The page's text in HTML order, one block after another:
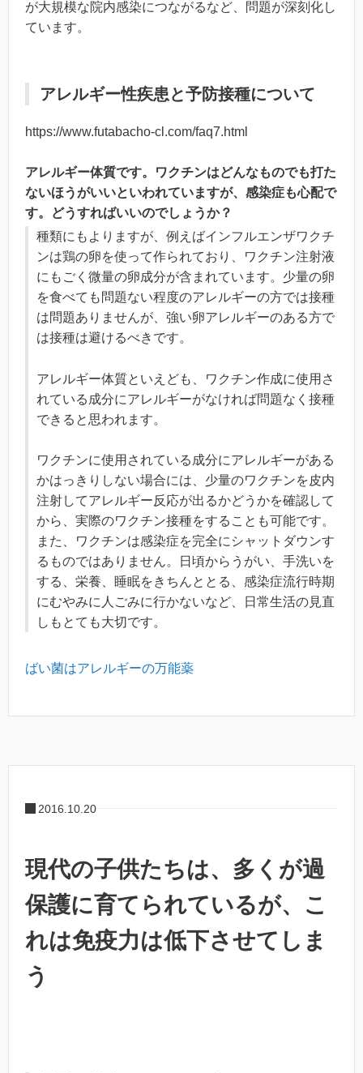
が大規模な院内感染につながるなど、問題が深刻化し
ています。
アレルギー性疾患と予防接種について
https://www.futabacho-cl.com/faq7.html
アレルギー体質です。ワクチンはどんなものでも打た
ないほうがいいといわれていますが、感染症も心配で
す。どうすればいいのでしょうか？
種類にもよりますが、例えばインフルエンザワクチ
ンは鶏の卵を使って作られており、ワクチン注射液
にもごく微量の卵成分が含まれています。少量の卵
を食べても問題ない程度のアレルギーの方では接種
は問題ありませんが、強い卵アレルギーのある方で
は接種は避けるべきです。
アレルギー体質といえども、ワクチン作成に使用さ
れている成分にアレルギーがなければ問題なく接種
できると思われます。
ワクチンに使用されている成分にアレルギーがある
かはっきりしない場合には、少量のワクチンを皮内
注射してアレルギー反応が出るかどうかを確認して
から、実際のワクチン接種をすることも可能です。
また、ワクチンは感染症を完全にシャットダウンす
るものではありません。日頃からうがい、手洗いを
する、栄養、睡眠をきちんととる、感染症流行時期
にむやみに人ごみに行かないなど、日常生活の見直
しもとても大切です。
ばい菌はアレルギーの万能薬
2016.10.20
現代の子供たちは、多くが過
保護に育てられているが、こ
れは免疫力は低下させてしま
う